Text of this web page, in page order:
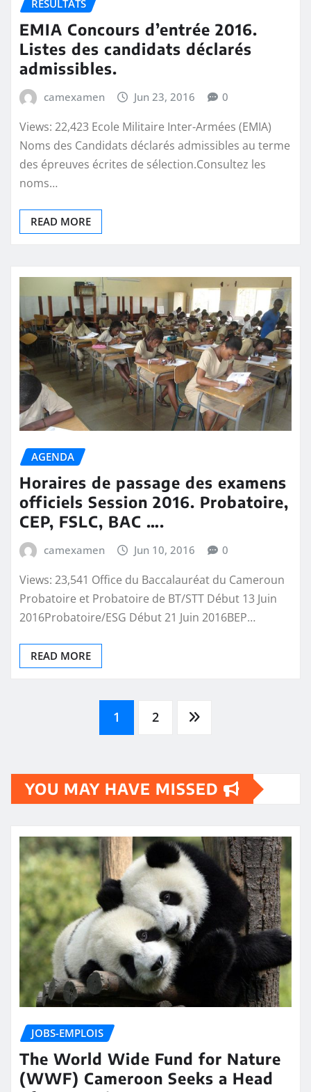
RÉSULTATS
EMIA Concours d’entrée 2016.
Listes des candidats déclarés
admissibles.
camexamen Jun 23, 2016 0
Views: 22,423 Ecole Militaire Inter-Armées (EMIA)
Noms des Candidats déclarés admissibles au terme
des épreuves écrites de sélection.Consultez les
noms…
READ MORE
AGENDA
Horaires de passage des examens
officiels Session 2016. Probatoire,
CEP, FSLC, BAC ….
camexamen Jun 10, 2016 0
Views: 23,541 Office du Baccalauréat du Cameroun
Probatoire et Probatoire de BT/STT Début 13 Juin
2016Probatoire/ESG Début 21 Juin 2016BEP…
READ MORE
1 2
YOU MAY HAVE MISSED
JOBS-EMPLOIS
The World Wide Fund for Nature
(WWF) Cameroon Seeks a Head